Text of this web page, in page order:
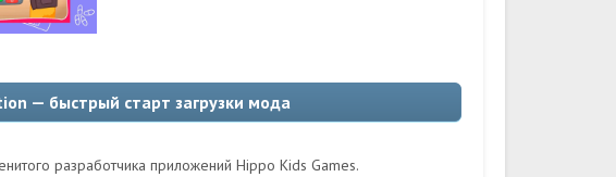
— быстрый старт загрузки мода
разработчика приложений Hippo Kids Games.